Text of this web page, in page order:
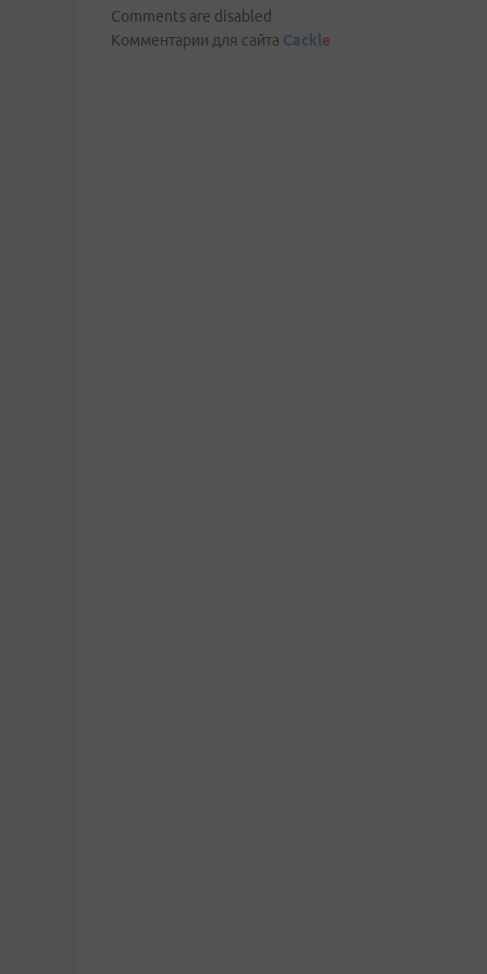
Comments are disabled
Комментарии для сайта Cackle